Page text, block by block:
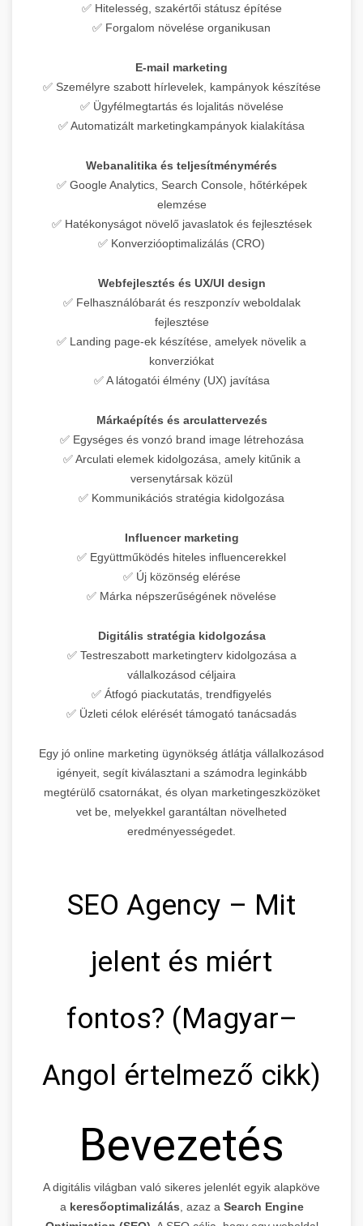
✅ Hitelesség, szakértői státusz építése
✅ Forgalom növelése organikusan
E-mail marketing
✅ Személyre szabott hírlevelek, kampányok készítése
✅ Ügyfélmegtartás és lojalitás növelése
✅ Automatizált marketingkampányok kialakítása
Webanalitika és teljesítménymérés
✅ Google Analytics, Search Console, hőtérképek
elemzése
✅ Hatékonyságot növelő javaslatok és fejlesztések
✅ Konverzióoptimalizálás (CRO)
Webfejlesztés és UX/UI design
✅ Felhasználóbarát és reszponzív weboldalak
fejlesztése
✅ Landing page-ek készítése, amelyek növelik a
konverziókat
✅ A látogatói élmény (UX) javítása
Márkaépítés és arculattervezés
✅ Egységes és vonzó brand image létrehozása
✅ Arculati elemek kidolgozása, amely kitűnik a
versenytársak közül
✅ Kommunikációs stratégia kidolgozása
Influencer marketing
✅ Együttműködés hiteles influencerekkel
✅ Új közönség elérése
✅ Márka népszerűségének növelése
Digitális stratégia kidolgozása
✅ Testreszabott marketingterv kidolgozása a
vállalkozásod céljaira
✅ Átfogó piackutatás, trendfigyelés
✅ Üzleti célok elérését támogató tanácsadás
Egy jó online marketing ügynökség átlátja vállalkozásod
igényeit, segít kiválasztani a számodra leginkább
megtérülő csatornákat, és olyan marketingeszközöket
vet be, melyekkel garantáltan növelheted
eredményességedet.
SEO Agency – Mit
jelent és miért
fontos? (Magyar–
Angol értelmező cikk)
Bevezetés
A digitális világban való sikeres jelenlét egyik alapköve
a keresőoptimalizálás , azaz a Search Engine